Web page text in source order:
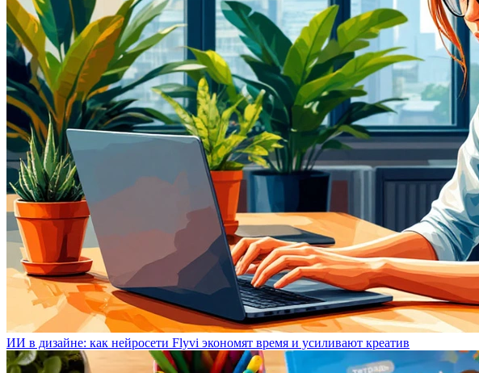
ИИ в дизайне: как нейросети Flyvi экономят время и усиливают креатив